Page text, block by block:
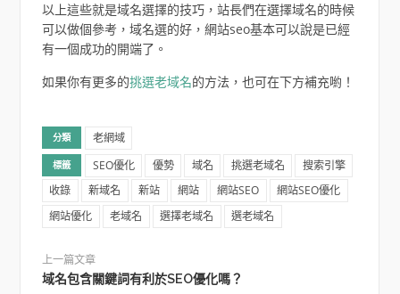
以上這些就是域名選擇的技巧，站長們在選擇域名的時候
可以做個參考，域名選的好，網站seo基本可以說是已經
有一個成功的開端了。
如果你有更多的挑選老域名的方法，也可在下方補充喲！
分類 老網域
標籤 SEO優化 優勢 域名 挑選老域名
搜索引擎
收錄
新域名 新站 網站 網站SEO
網站SEO優化
網站優化
老域名 選擇老域名 選老域名
上一篇文章
域名包含關鍵詞有利於SEO優化嗎？